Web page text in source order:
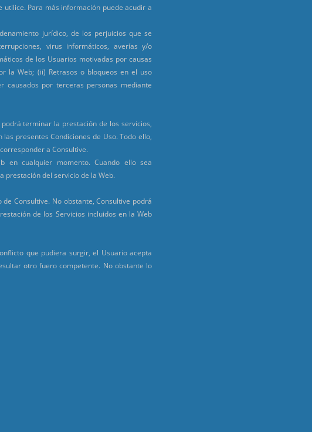
Para más información puede acudir a
jurídico, de los perjuicios que se
virus informáticos, averías y/o
de los Usuarios motivadas por causas
la Web; (ii) Retrasos o bloqueos en el uso
causados por terceras personas mediante
terminar la prestación de los servicios,
presentes Condiciones de Uso. Todo ello,
a Consultive.
en cualquier momento. Cuando ello sea
prestación del servicio de la Web.
Consultive. No obstante, Consultive podrá
de los Servicios incluidos en la Web
que pudiera surgir, el Usuario acepta
otro fuero competente. No obstante lo